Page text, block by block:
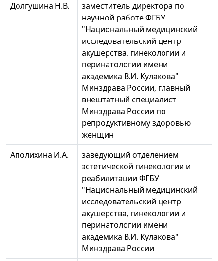
Долгушина Н.В.
заместитель директора по
научной работе ФГБУ
"Национальный медицинский
исследовательский центр
акушерства, гинекологии и
перинатологии имени
академика В.И. Кулакова"
Минздрава России, главный
внештатный специалист
Минздрава России по
репродуктивному здоровью
женщин
Аполихина И.А.
заведующий отделением
эстетической гинекологии и
реабилитации ФГБУ
"Национальный медицинский
исследовательский центр
акушерства, гинекологии и
перинатологии имени
академика В.И. Кулакова"
Минздрава России